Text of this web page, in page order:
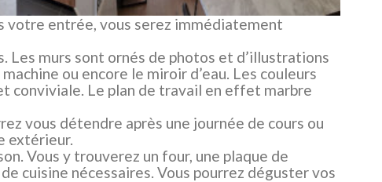
votre entrée, vous serez immédiatement
murs sont ornés de photos et d’illustrations
ou encore le miroir d’eau. Les couleurs
conviviale. Le plan de travail en effet marbre
vous détendre après une journée de cours ou
extérieur.
Vous y trouverez un four, une plaque de
cuisine nécessaires. Vous pourrez déguster vos